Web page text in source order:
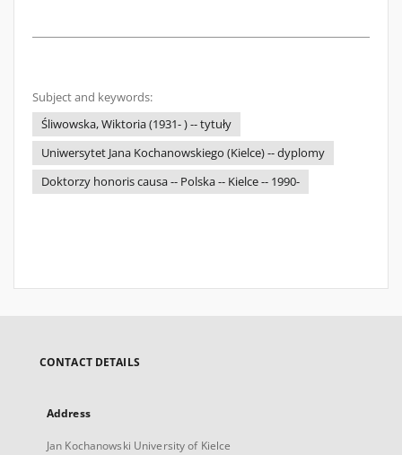
Subject and keywords:
Śliwowska, Wiktoria (1931- ) -- tytuły
Uniwersytet Jana Kochanowskiego (Kielce) -- dyplomy
Doktorzy honoris causa -- Polska -- Kielce -- 1990-
CONTACT DETAILS
Address
Jan Kochanowski University of Kielce